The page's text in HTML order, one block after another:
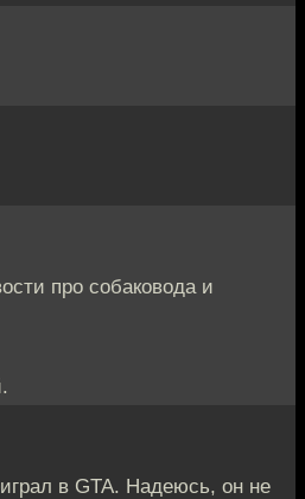
про собаковода и
в GTA. Надеюсь, он не